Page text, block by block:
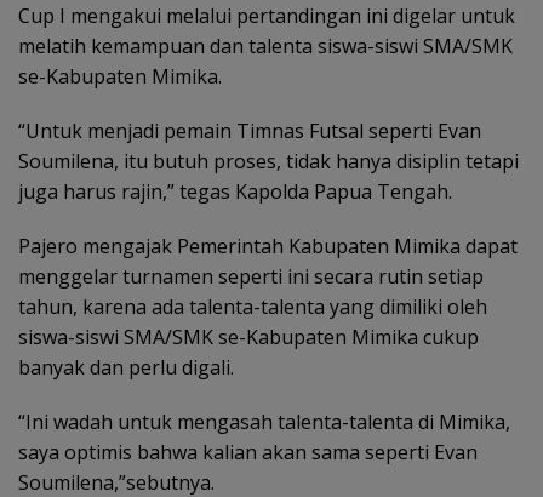
Cup I mengakui melalui pertandingan ini digelar untuk
melatih kemampuan dan talenta siswa-siswi SMA/SMK
se-Kabupaten Mimika.
“Untuk menjadi pemain Timnas Futsal seperti Evan
Soumilena, itu butuh proses, tidak hanya disiplin tetapi
juga harus rajin,” tegas Kapolda Papua Tengah.
Pajero mengajak Pemerintah Kabupaten Mimika dapat
menggelar turnamen seperti ini secara rutin setiap
tahun, karena ada talenta-talenta yang dimiliki oleh
siswa-siswi SMA/SMK se-Kabupaten Mimika cukup
banyak dan perlu digali.
“Ini wadah untuk mengasah talenta-talenta di Mimika,
saya optimis bahwa kalian akan sama seperti Evan
Soumilena,”sebutnya.